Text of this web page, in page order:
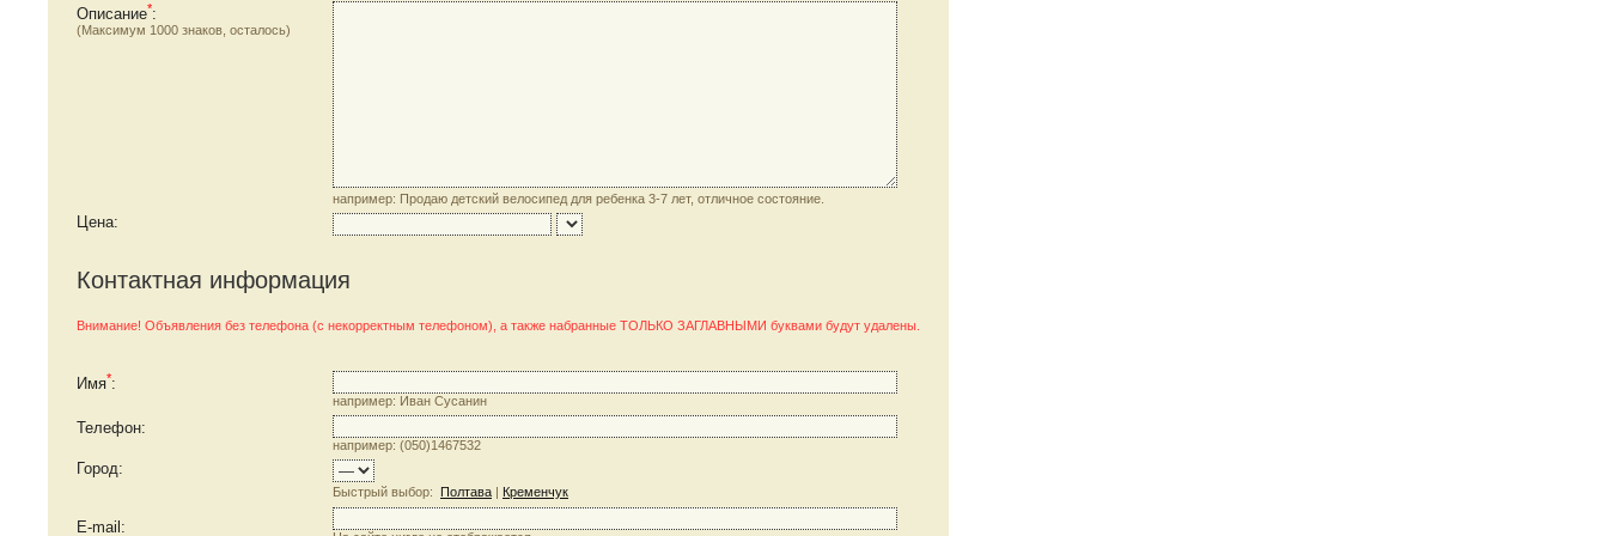
Описание*:
(Максимум 1000 знаков, осталось)
например: Продаю детский велосипед для ребенка 3-7 лет, отличное состояние.
Цена:
Контактная информация
Внимание! Объявления без телефона (с некорректным телефоном), а также набранные ТОЛЬКО ЗАГЛАВНЫМИ буквами будут удалены.
Имя*:
например: Иван Сусанин
Телефон:
например: (050)1467532
Город:
Быстрый выбор: Полтава | Кременчук
E-mail :